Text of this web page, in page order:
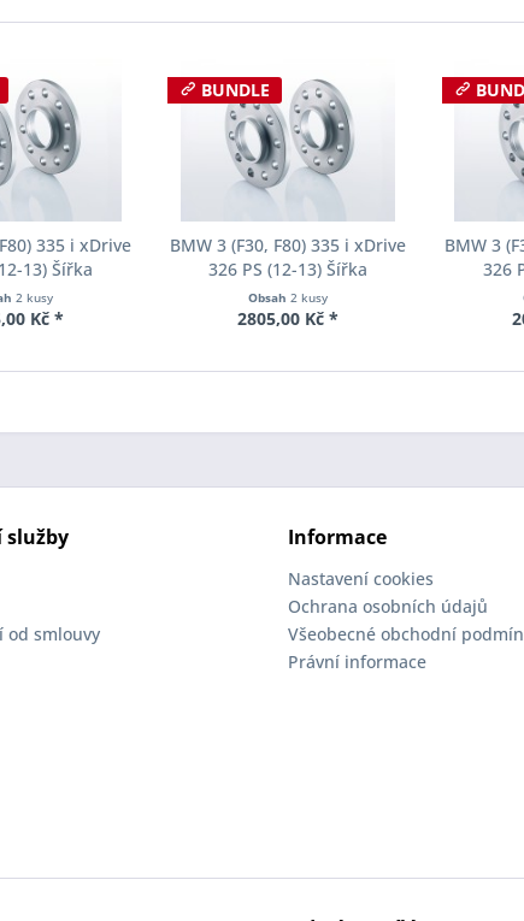
335 i xDrive
13) Šířka
Pro-Spacer
System2
2 kusy
Kč *
BUNDLE
BMW 3 (F30, F80) 335 i xDrive
326 PS (12-13) Šířka
rozchodu Eibach Pro-Spacer
S90-2-12-002 System2
Obsah 2 kusy
2805,00 Kč *
BMW 3
326
S90-
služby
od smlouvy
Informace
Nastavení cookies
Ochrana osobních údajů
Všeobecné obchodní
Právní informace